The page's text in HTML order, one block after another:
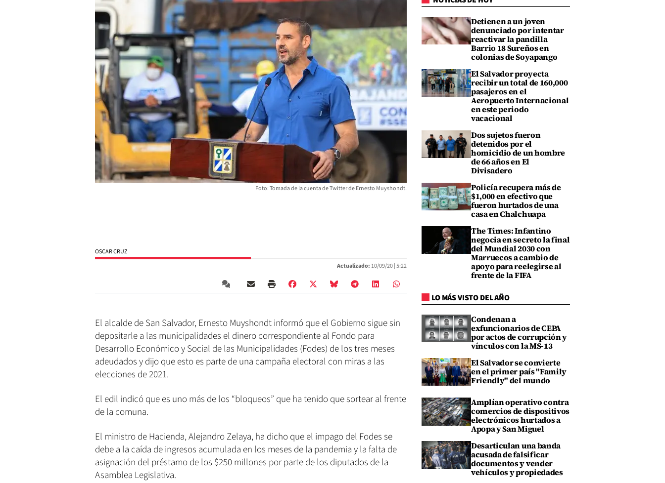
Foto: Tomada de la cuenta de Twitter de Ernesto Muyshondt.
OSCAR CRUZ
Actualizado: 10/09/20 |5:22
El alcalde de San Salvador, Ernesto Muyshondt informó que el Gobierno sigue sin
depositarle a las municipalidades el dinero correspondiente al Fondo para
Desarrollo Económico y Social de las Municipalidades (Fodes) de los tres meses
adeudados y dijo que esto es parte de una campaña electoral con miras a las
elecciones de 2021.
El edil indicó que es uno más de los “bloqueos” que ha tenido que sortear al frente
de la comuna.
El ministro de Hacienda, Alejandro Zelaya, ha dicho que el impago del Fodes se
debe a la caída de ingresos acumulada en los meses de la pandemia y la falta de
asignación del préstamo de los $250 millones por parte de los diputados de la
Asamblea Legislativa.
Detienen a un joven
denunciado por intentar
reactivar la pandilla
Barrio 18 Sureños en
colonias de Soyapango
El Salvador proyecta
recibir un total de 160,000
pasajeros en el
Aeropuerto Internacional
en este periodo
vacacional
Dos sujetos fueron
detenidos por el
homicidio de un hombre
de 66 años en El
Divisadero
Policía recupera más de
$1,000 en efectivo que
fueron hurtados de una
casa en Chalchuapa
The Times: Infantino
negocia en secreto la final
del Mundial 2030 con
Marruecos a cambio de
apoyo para reelegirse al
frente de la FIFA
LO MÁS VISTO DEL AÑO
Condenan a
exfuncionarios de CEPA
por actos de corrupción y
vínculos con la MS-13
El Salvador se convierte
en el primer país "Family
Friendly" del mundo
Amplían operativo contra
comercios de dispositivos
electrónicos hurtados a
Apopa y San Miguel
Desarticulan una banda
acusada de falsificar
documentos y vender
vehículos y propiedades